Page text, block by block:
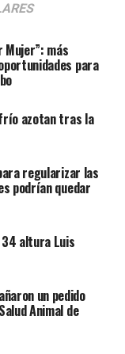
Mujer”: más
para
azotan tras la
regularizar las
podrían quedar
altura Luis
un pedido
Animal de